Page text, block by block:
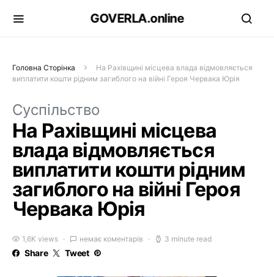
GOVERLA.online
Головна Сторінка
На Рахівщині місцева влада відмовляється
виплатити кошти рідним загиблого на війні Героя Червака Юрія
Суспільство
На Рахівщині місцева
влада відмовляється
виплатити кошти рідним
загиблого на війні Героя
Червака Юрія
1,6K views немає коментарів 3 minute read
Share Tweet